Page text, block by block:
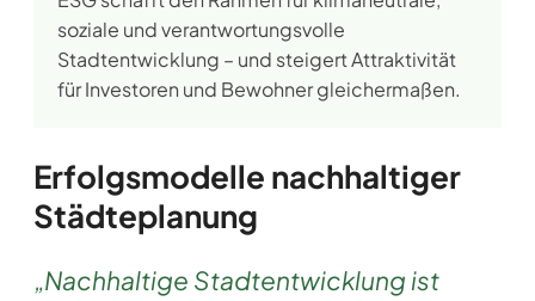
soziale und verantwortungsvolle
Stadtentwicklung – und steigert Attraktivität
für Investoren und Bewohner gleichermaßen.
Erfolgsmodelle nachhaltiger
Städteplanung
„Nachhaltige Stadtentwicklung ist